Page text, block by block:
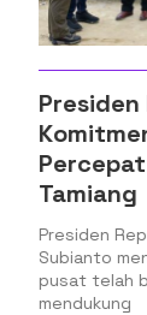
Presiden
Tamiang
Presiden
Subianto
pusat telah
mendukung